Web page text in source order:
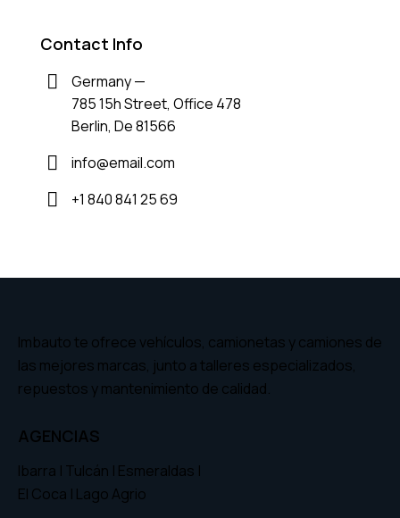
Contact Info
Germany —
785 15h Street, Office 478
Berlin, De 81566
info@email.com
+1 840 841 25 69
Imbauto te ofrece vehículos, camionetas y camiones de
las mejores marcas, junto a talleres especializados,
repuestos y mantenimiento de calidad.
AGENCIAS
Ibarra | Tulcán | Esmeraldas |
El Coca | Lago Agrio